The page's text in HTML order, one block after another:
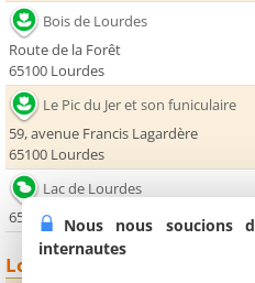
Bois de Lourdes
Route de la Forêt
65100 Lourdes
Le Pic du Jer et son funiculaire
59, avenue Francis Lagardère
65100 Lourdes
Lac de Lourdes
65100 Lourdes
Loisirs
Nous nous soucions
internautes